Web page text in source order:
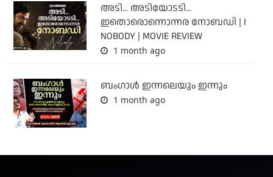
അടി... അടിയോടടി...
ഇതൊരൊന്നൊന്നര നോബഡി | I
NOBODY | MOVIE REVIEW
1 month ago
ബംഗാള്‍ ഇന്നലെയും ഇന്നും
1 month ago